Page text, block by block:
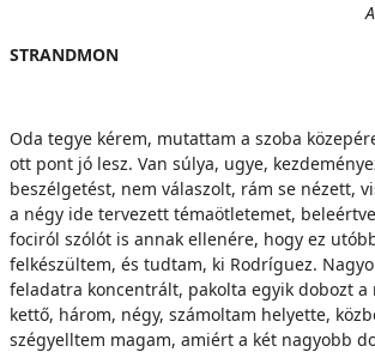
STRANDMON
Oda tegye kérem, mutattam a szoba
ott pont jó lesz. Van súlya, ugye,
beszélgetést, nem válaszolt, rám se nézett,
a négy ide tervezett témaötletemet,
fociról szólót is annak ellenére, hogy ez
felkészültem, és tudtam, ki Rodríguez.
feladatra koncentrált, pakolta egyik dobozt a
kettő, három, négy, számoltam helyette,
szégyelltem magam, amiért a két nagyobb